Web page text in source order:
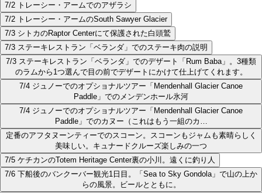
7/2 トレーシー・アームでのアザラシ
7/2 トレーシー・アームのSouth Sawyer Glacier
7/3 シトカのRaptor Centerにて保護された白頭鷲
7/3 ステーキレストラン「ベランダ」でのステーキ肉の説明
7/3 ステーキレストラン「ベランダ」でのデザート「Rum Baba」。3種類
のラムから1つ選んで目の前でデザートにかけて仕上げてくれます。
7/4 ジュノーでのオプショナルツアー「Mendenhall Glacier Canoe
Paddle」でのメンデンホール氷河
7/4 ジュノーでのオプショナルツアー「Mendenhall Glacier Canoe
Paddle」でのカヌー（これはもう一組のカ…
定番のアフタヌーンティーでのスコーン。スコーンもジャムも素晴らしく
美味しい。キュナードクルーズ楽しみの一つ
7/5 ケチカンのTotem Heritage Center裏の小川。遠くに釣り人
7/6 下船後のバンクーバー観光1日目。「Sea to Sky Gondola」で山の上か
らの風景。ビールとともに。